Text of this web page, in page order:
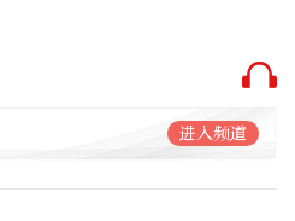
进入频道